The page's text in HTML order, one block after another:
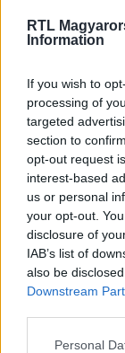
RTL
Information
If you wish to
processing of
targeted
section to
opt-out request
interest-based
us or personal
your opt-out.
disclosure of
IAB’s list of
also be
Downstream
Please note
Personal
Kövess
hírekről a